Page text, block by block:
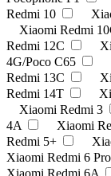
Redmi 10
Xiaomi Redmi
Redmi 12C
4G/Poco C65
Redmi 13С
Redmi 14T
Xiaomi Redmi 3
4A
Xiaomi
Redmi 5+
Xiaomi Redmi 6 Pro
Xiaomi Redmi 6A